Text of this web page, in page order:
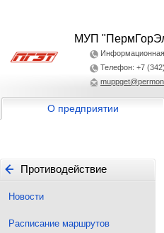
МУП
Телефон: +7
О предприятии
Противодействие
коррупции
Новости
Расписание маршрутов